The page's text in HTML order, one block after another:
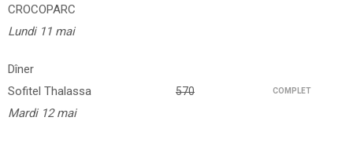
CROCOPARC
Lundi 11 mai
Dîner
Sofitel Thalassa
Mardi 12 mai
570 COMPLET